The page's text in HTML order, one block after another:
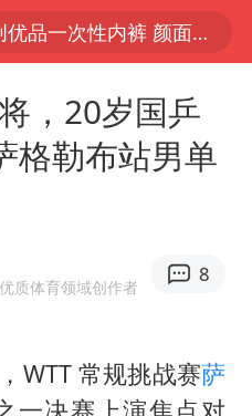
名创优品一次性内裤 颜面尽失
豚将正面袭击贯穿浙江
视频丨中国东方电气集团原党组副书记、董事宋致远被查
香港宏福苑火灾或由烟头引起
媒体：“内容由AI生成”不是免责盾牌
，20岁国乒
格勒布站男单
优质体育领域创作者
8
WTT 常规挑战赛萨